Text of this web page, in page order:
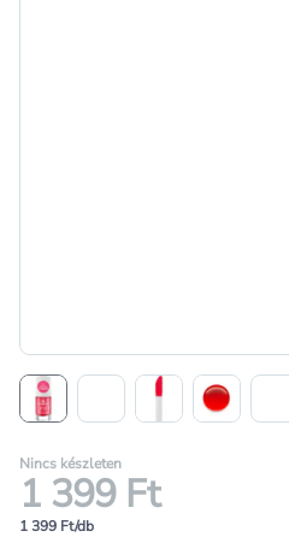
Nincs készleten
1 399 Ft
1 399 Ft/db